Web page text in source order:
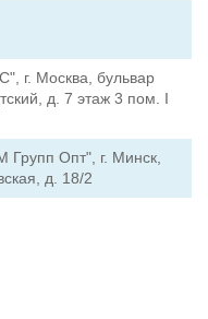
г. Москва, бульвар
д. 7 этаж 3 пом. I
Опт", г. Минск,
д. 18/2